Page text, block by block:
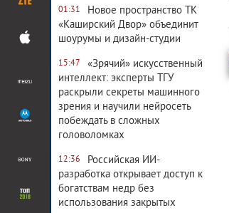
01:31
Новое пространство ТК
«Каширский Двор» объединит
шоурумы и дизайн-студии
15:47
«Зрячий» искусственный
интеллект: эксперты ТГУ
раскрыли секреты машинного
зрения и научили нейросеть
побеждать в сложных
головоломках
12:36
Российская ИИ-
разработка открывает доступ к
богатствам недр без
использования закрытых